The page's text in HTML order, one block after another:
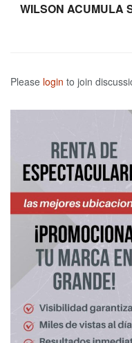
WILSON ACUMULA
Please login to join